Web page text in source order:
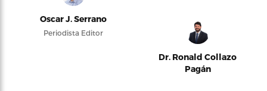
Oscar J. Serrano
Periodista Editor
Dr. Ronald Collazo
Pagán